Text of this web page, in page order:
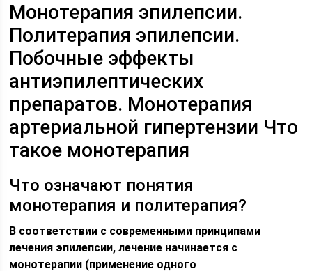
Монотерапия эпилепсии.
Политерапия эпилепсии.
Побочные эффекты
антиэпилептических
препаратов. Монотерапия
артериальной гипертензии Что
такое монотерапия
Что означают понятия
монотерапия и политерапия?
В соответствии с современными принципами
лечения эпилепсии, лечение начинается с
монотерапии (применение одного